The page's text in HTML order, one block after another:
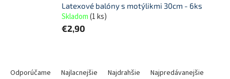
Latexové balóny s motýlikmi 30cm - 6ks
Skladom(1 ks)
€2,90
Odporúčame Najlacnejšie Najdrahšie
Najpredávanejšie